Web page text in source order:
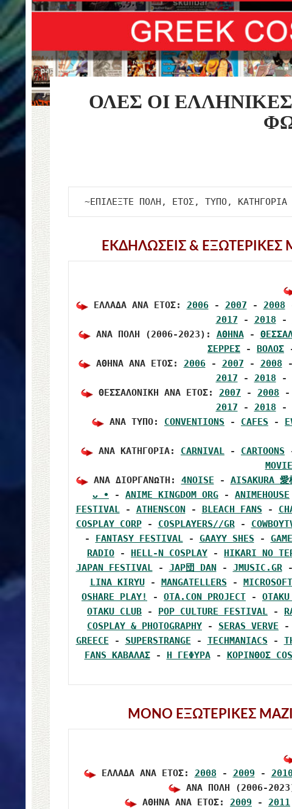
ΟΛΕΣ ΟΙ ΕΛΛΗΝΙΚΕΣ
ΕΚΔΗΛΩΣΕΙΣ &
ΕΛΛΑΔΑ ΑΝΑ ΕΤΟΣ: 2006 - 2007 - 2008
2017 - 2018 -
ΑΝΑ ΠΟΛΗ (2006-2023): ΑΘΗΝΑ -
ΣΕΡΡΕΣ - ΒΟΛΟΣ
ΑΘΗΝΑ ΑΝΑ ΕΤΟΣ: 2006 - 2007 - 2008
2017 - 2018 -
ΘΕΣΣΑΛΟΝΙΚΗ ΑΝΑ ΕΤΟΣ: 2007 - 2008 -
2017 - 2018 -
ΑΝΑ ΤΥΠΟ: CONVENTIONS - CAFES -
ΑΝΑ ΚΑΤΗΓΟΡΙΑ: CARNIVAL - CARTOONS
ΑΝΑ ΔΙΟΡΓΑΝΩΤΗ: 4NOISE - AISAKURA 愛
ᴗ • - ANIME KINGDOM ORG - ANIMEHOUSE
FESTIVAL - ATHENSCON - BLEACH FANS -
COSPLAY CORP - COSPLAYERS//GR -
-
FANTASY FESTIVAL - GAAYY SHES -
RADIO - HELL-N COSPLAY - HIKARI NO
JAPAN FESTIVAL - JAP団 DAN - JMUSIC.GR
LINA KIRYU - MANGATELLERS - MICROSOFT
OSHARE PLAY!
- OTA.CON PROJECT -
OTAKU CLUB - POP CULTURE FESTIVAL -
COSPLAY & PHOTOGRAPHY - SERAS VERVE -
GREECE - SUPERSTRANGE - TECHMANIACS -
FANS ΚΑΒΑΛΑΣ - Η ΓΕΦΥΡΑ - ΚΟΡΙΝΘΟΣ
ΜΟΝΟ ΕΞΩΤΕΡΙΚΕΣ
ΕΛΛΑΔΑ ΑΝΑ ΕΤΟΣ: 2008 - 2009 -
ΑΝΑ ΠΟΛΗ (2006-
ΑΘΗΝΑ ΑΝΑ ΕΤΟΣ: 2009 - 2011